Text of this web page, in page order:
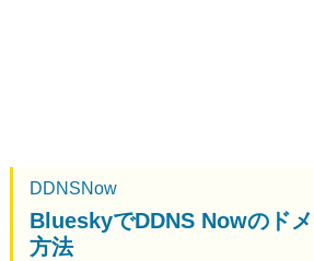
DDNSNow
BlueskyでDDNS Nowのド
方法